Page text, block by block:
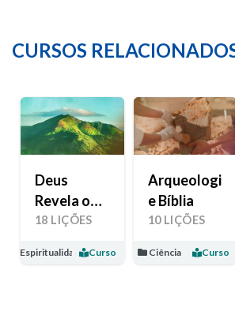
CURSOS
Deus
Revela o
Seu Amor
18 LIÇÕES
Espiritualidade Curso
Arqueologia
e Bíblia
10 LIÇÕES
Ciência Curso